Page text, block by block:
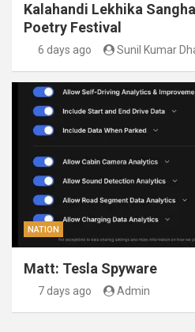
Kalahandi Lekhika
Poetry Festival
6 days ago Sunil Kumar
NATION
Matt: Tesla Spyware
7 days ago Admin